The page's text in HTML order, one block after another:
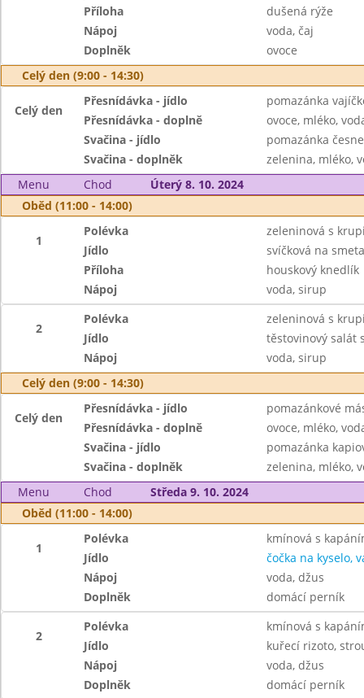
Příloha
dušená rýže
Nápoj
voda, čaj
Doplněk
ovoce
Celý den (9:00 - 14:30)
Celý den
Přesnídávka - jídlo
pomazánka
Přesnídávka - doplně
ovoce, mléko,
Svačina - jídlo
pomazánka
Svačina - doplněk
zelenina, mléko,
Menu
Chod
Úterý 8. 10. 2024
Oběd (11:00 - 14:00)
1
Polévka
zeleninová s
Jídlo
svíčková na
Příloha
houskový knedlík
Nápoj
voda, sirup
2
Polévka
zeleninová s
Jídlo
těstovinový salát
Nápoj
voda, sirup
Celý den (9:00 - 14:30)
Celý den
Přesnídávka - jídlo
pomazánkové
Přesnídávka - doplně
ovoce, mléko,
Svačina - jídlo
pomazánka
Svačina - doplněk
zelenina, mléko,
Menu
Chod
Středa 9. 10. 2024
Oběd (11:00 - 14:00)
1
Polévka
kmínová s
Jídlo
čočka na kyselo,
Nápoj
voda, džus
Doplněk
domácí perník
2
Polévka
kmínová s
Jídlo
kuřecí rizoto,
Nápoj
voda, džus
Doplněk
domácí perník